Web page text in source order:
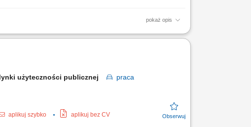
pokaż opis
kanalizacyjnych i grzewczych). Bieżąca
użyteczności publicznej
praca
aplikuj szybko aplikuj bez CV